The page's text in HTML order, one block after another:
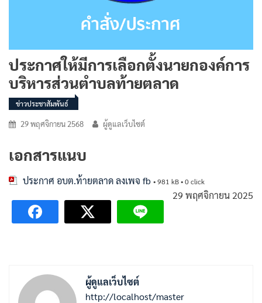
ประกาศให้มีการเลือกตั้งนายกองค์การ
บริหารส่วนตำบลท้ายตลาด
ข่าวประชาสัมพันธ์
29 พฤศจิกายน 2568 ผู้ดูแลเว็บไซต์
เอกสารแนบ
ประกาศ อบต.ท้ายตลาด ลงเพจ fb • 981 kB • 0 click
29 พฤศจิกายน 2025
ผู้ดูแลเว็บไซต์
http://localhost/master